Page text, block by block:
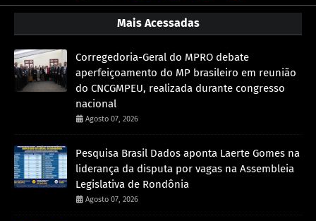
Mais Acessadas
Corregedoria-Geral do MPRO debate
aperfeiçoamento do MP brasileiro em reunião
do CNCGMPEU, realizada durante congresso
nacional
Agosto 07, 2026
Pesquisa Brasil Dados aponta Laerte Gomes na
liderança da disputa por vagas na Assembleia
Legislativa de Rondônia
Agosto 07, 2026